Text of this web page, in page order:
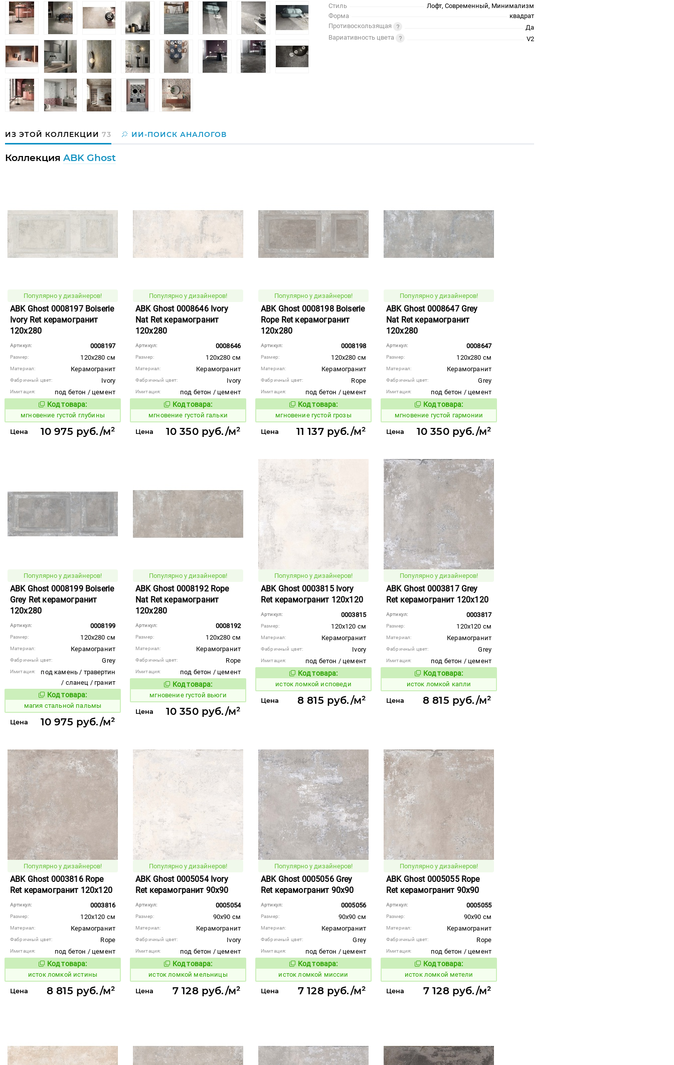
Стиль
Лофт, Современный, Минимализм
Форма
квадрат
Противоскользящая
Да
Вариативность цвета
V2
ИЗ ЭТОЙ КОЛЛЕКЦИИ 73 ИИ-ПОИСК АНАЛОГОВ
Коллекция ABK Ghost
Популярно у дизайнеров!
ABK Ghost 0008197 Boiserie
Ivory Ret керамогранит
120x280
Артикул: 0008197
Размер: 120x280 см
Материал: Керамогранит
Фабричный цвет: Ivory
Имитация:
под бетон / цемент
Код товара:
940392 Код товара:
мгновение густой глубины
Цена 10 975 руб./м²
Популярно у дизайнеров!
ABK Ghost 0008646 Ivory
Nat Ret керамогранит
120x280
Артикул: 0008646
Размер: 120x280 см
Материал: Керамогранит
Фабричный цвет: Ivory
Имитация:
под бетон / цемент
Код товара:
940390 Код товара:
мгновение густой гальки
Цена 10 350 руб./м²
Популярно у дизайнеров!
ABK Ghost 0008198 Boiserie
Rope Ret керамогранит
120x280
Артикул: 0008198
Размер: 120x280 см
Материал: Керамогранит
Фабричный цвет: Rope
Имитация:
под бетон / цемент
Код товара:
940394 Код товара:
мгновение густой грозы
Цена 11 137 руб./м²
Популярно у дизайнеров!
ABK Ghost 0008647 Grey
Nat Ret керамогранит
120x280
Артикул: 0008647
Размер: 120x280 см
Материал: Керамогранит
Фабричный цвет: Grey
Имитация:
под бетон / цемент
Код товара:
940391 Код товара:
мгновение густой гармонии
Цена 10 350 руб./м²
Популярно у дизайнеров!
ABK Ghost 0008199 Boiserie
Grey Ret керамогранит
120x280
Артикул: 0008199
Размер: 120x280 см
Материал: Керамогранит
Фабричный цвет: Grey
Имитация:
под камень / травертин
/ сланец / гранит
Код товара:
918317 Код товара:
магия стальной пальмы
Цена 10 975 руб./м²
Популярно у дизайнеров!
ABK Ghost 0008192 Rope
Nat Ret керамогранит
120x280
Артикул: 0008192
Размер: 120x280 см
Материал: Керамогранит
Фабричный цвет: Rope
Имитация:
под бетон / цемент
Код товара:
940389 Код товара:
мгновение густой вьюги
Цена 10 350 руб./м²
Популярно у дизайнеров!
ABK Ghost 0003815 Ivory
Ret керамогранит 120x120
Артикул: 0003815
Размер: 120x120 см
Материал: Керамогранит
Фабричный цвет: Ivory
Имитация:
под бетон / цемент
Код товара:
584160 Код товара:
исток ломкой исповеди
Цена 8 815 руб./м²
Популярно у дизайнеров!
ABK Ghost 0003817 Grey
Ret керамогранит 120x120
Артикул: 0003817
Размер: 120x120 см
Материал: Керамогранит
Фабричный цвет: Grey
Имитация:
под бетон / цемент
Код товара:
584162 Код товара:
исток ломкой капли
Цена 8 815 руб./м²
Популярно у дизайнеров!
ABK Ghost 0003816 Rope
Ret керамогранит 120x120
Артикул: 0003816
Размер: 120x120 см
Материал: Керамогранит
Фабричный цвет: Rope
Имитация:
под бетон / цемент
Код товара:
584161 Код товара:
исток ломкой истины
Цена 8 815 руб./м²
Популярно у дизайнеров!
ABK Ghost 0005054 Ivory
Ret керамогранит 90x90
Артикул: 0005054
Размер: 90x90 см
Материал: Керамогранит
Фабричный цвет: Ivory
Имитация:
под бетон / цемент
Код товара:
584174 Код товара:
исток ломкой мельницы
Цена 7 128 руб./м²
Популярно у дизайнеров!
ABK Ghost 0005056 Grey
Ret керамогранит 90x90
Артикул: 0005056
Размер: 90x90 см
Материал: Керамогранит
Фабричный цвет: Grey
Имитация:
под бетон / цемент
Код товара:
584177 Код товара:
исток ломкой миссии
Цена 7 128 руб./м²
Популярно у дизайнеров!
ABK Ghost 0005055 Rope
Ret керамогранит 90x90
Артикул: 0005055
Размер: 90x90 см
Материал: Керамогранит
Фабричный цвет: Rope
Имитация:
под бетон / цемент
Код товара:
584175 Код товара:
исток ломкой метели
Цена 7 128 руб./м²